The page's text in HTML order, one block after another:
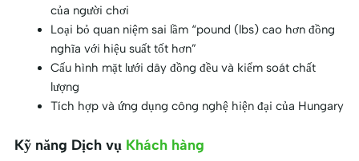
của người chơi
Loại bỏ quan niệm sai lầm “pound (lbs) cao hơn đồng
nghĩa với hiệu suất tốt hơn”
Cấu hình mặt lưới dây đồng đều và kiểm soát chất
lượng
Tích hợp và ứng dụng công nghệ hiện đại của Hungary
Kỹ năng Dịch vụ Khách hàng